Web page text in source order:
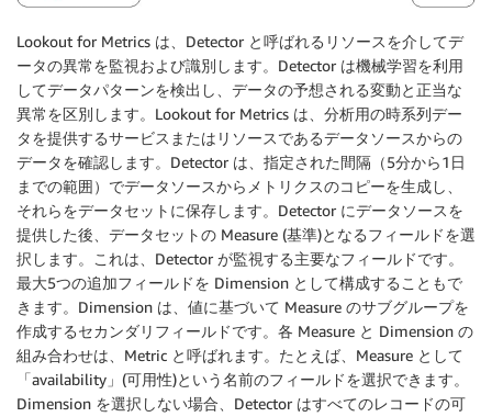
Lookout for Metrics は、Detector と呼ばれるリソースを介してデ
ータの異常を監視および識別します。Detector は機械学習を利用
してデータパターンを検出し、データの予想される変動と正当な
異常を区別します。Lookout for Metrics は、分析用の時系列デー
タを提供するサービスまたはリソースであるデータソースからの
データを確認します。Detector は、指定された間隔（5分から1日
までの範囲）でデータソースからメトリクスのコピーを生成し、
それらをデータセットに保存します。Detector にデータソースを
提供した後、データセットの Measure (基準)となるフィールドを選
択します。これは、Detector が監視する主要なフィールドです。
最大5つの追加フィールドを Dimension として構成することもで
きます。Dimension は、値に基づいて Measure のサブグループを
作成するセカンダリフィールドです。各 Measure と Dimension の
組み合わせは、Metric と呼ばれます。たとえば、Measure として
「availability」(可用性)という名前のフィールドを選択できます。
Dimension を選択しない場合、Detector はすべてのレコードの可